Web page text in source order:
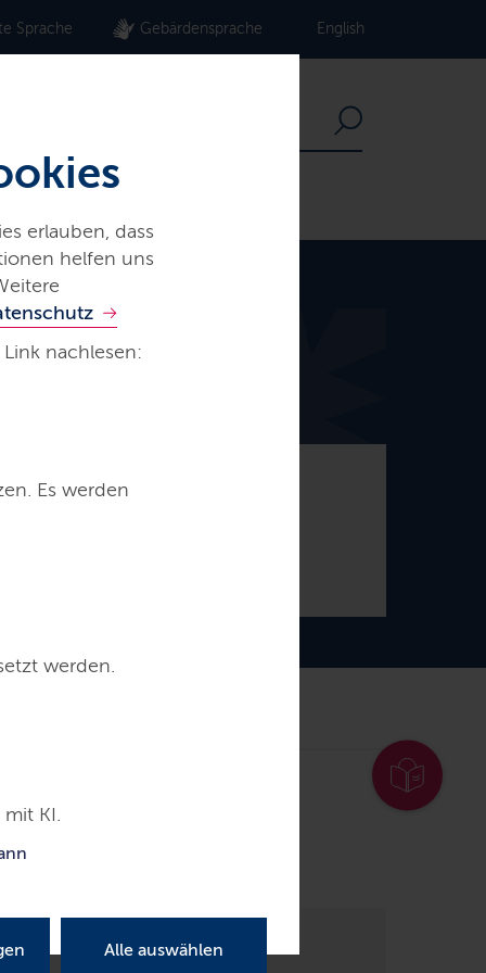
erlauben, dass
helfen uns
nachlesen:
Es werden
werden.
KI.
Alle auswählen
Sprache Gebärdensprache English